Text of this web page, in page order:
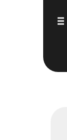
III